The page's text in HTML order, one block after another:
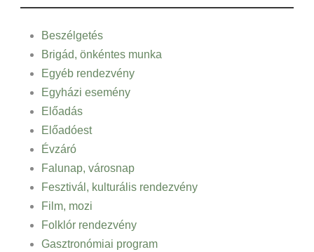
Beszélgetés
Brigád, önkéntes munka
Egyéb rendezvény
Egyházi esemény
Előadás
Előadóest
Évzáró
Falunap, városnap
Fesztivál, kulturális rendezvény
Film, mozi
Folklór rendezvény
Gasztronómiai program